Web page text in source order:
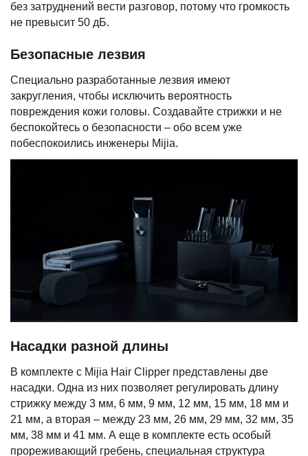
без затруднений вести разговор, потому что громкость
не превысит 50 дБ.
Безопасные лезвия
Специально разработанные лезвия имеют
закругления, чтобы исключить вероятность
повреждения кожи головы. Создавайте стрижки и не
беспокойтесь о безопасности – обо всем уже
побеспокоились инженеры Mijia.
Насадки разной длины
В комплекте с Mijia Hair Clipper представлены две
насадки. Одна из них позволяет регулировать длину
стрижку между 3 мм, 6 мм, 9 мм, 12 мм, 15 мм, 18 мм и
21 мм, а вторая – между 23 мм, 26 мм, 29 мм, 32 мм, 35
мм, 38 мм и 41 мм. А еще в комплекте есть особый
прореживающий гребень, специальная структура